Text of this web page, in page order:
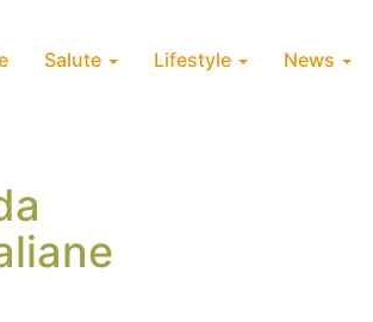
Salute Lifestyle News